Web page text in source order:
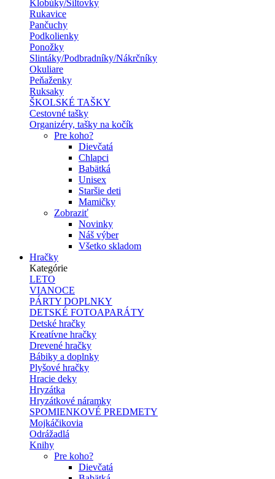
Klobúky/Šiltovky
Rukavice
Pančuchy
Podkolienky
Ponožky
Slintáky/Podbradníky/Nákrčníky
Okuliare
Peňaženky
Ruksaky
ŠKOLSKÉ TAŠKY
Cestovné tašky
Organizéry, tašky na kočík
Pre koho?
Dievčatá
Chlapci
Babätká
Unisex
Staršie deti
Mamičky
Zobraziť
Novinky
Náš výber
Všetko skladom
Hračky
Kategórie
LETO
VIANOCE
PÁRTY DOPLNKY
DETSKÉ FOTOAPARÁTY
Detské hračky
Kreatívne hračky
Drevené hračky
Bábiky a doplnky
Plyšové hračky
Hracie deky
Hryzátka
Hryzátkové náramky
SPOMIENKOVÉ PREDMETY
Mojkáčikovia
Odrážadlá
Knihy
Pre koho?
Dievčatá